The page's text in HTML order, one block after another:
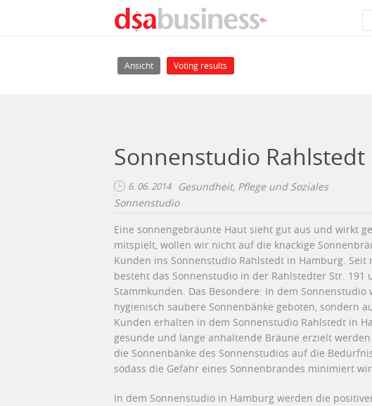
Haupt-Reiter
Ansicht (aktiver Reiter)
Voting results
Sonnenstudio
6. 06. 2014
Gesundheit, Pflege und Soziales
Sonnenstudio
Eine sonnengebräunte Haut sieht gut aus und wirkt
mitspielt, wollen wir nicht auf die knackige
Kunden ins Sonnenstudio Rahlstedt in Hamburg.
besteht das Sonnenstudio in der Rahlstedter Str.
Stammkunden. Das Besondere: In dem
hygienisch saubere Sonnenbänke geboten, sondern
Kunden erhalten in dem Sonnenstudio Rahlstedt in
gesunde und lange anhaltende Bräune erzielt
die Sonnenbänke des Sonnenstudios auf die
sodass die Gefahr eines Sonnenbrandes minimiert
In dem Sonnenstudio in Hamburg werden die